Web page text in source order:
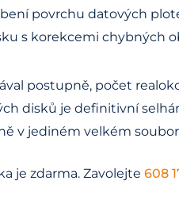
povrchu datových
s korekcemi chybných
postupně, počet
disků je definitivní
v jediném velkém
je zdarma. Zavolejte 608